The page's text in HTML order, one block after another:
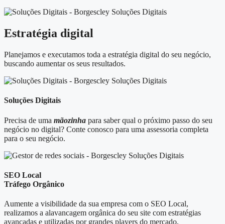
Estratégia digital
Planejamos e executamos toda a estratégia digital do seu negócio,
buscando aumentar os seus resultados.​
Soluções Digitais
Precisa de uma mãozinha para saber qual o próximo passo do seu
negócio no digital? Conte conosco para uma assessoria completa
para o seu negócio.
SEO Local
Tráfego Orgânico
Aumente a visibilidade da sua empresa com o SEO Local,
realizamos a alavancagem orgânica do seu site com estratégias
avançadas e utilizadas por grandes players do mercado.